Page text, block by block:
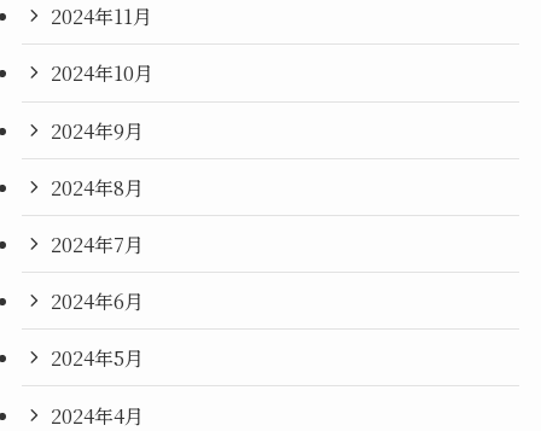
2024年11月
2024年10月
2024年9月
2024年8月
2024年7月
2024年6月
2024年5月
2024年4月